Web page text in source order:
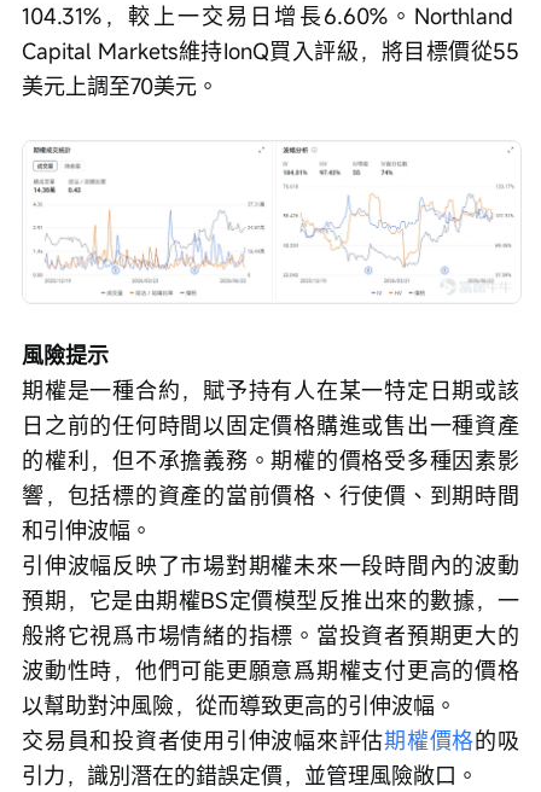
104.31%，較上一交易日增長6.60%。Northland
Capital Markets維持IonQ買入評級，將目標價從55
美元上調至70美元。
風險提示
期權是一種合約，賦予持有人在某一特定日期或該
日之前的任何時間以固定價格購進或售出一種資產
的權利，但不承擔義務。期權的價格受多種因素影
響，包括標的資產的當前價格、行使價、到期時間
和引伸波幅。
引伸波幅反映了市場對期權未來一段時間內的波動
預期，它是由期權BS定價模型反推出來的數據，一
般將它視爲市場情緒的指標。當投資者預期更大的
波動性時，他們可能更願意爲期權支付更高的價格
以幫助對沖風險，從而導致更高的引伸波幅。
交易員和投資者使用引伸波幅來評估期權價格的吸
引力，識別潛在的錯誤定價，並管理風險敞口。